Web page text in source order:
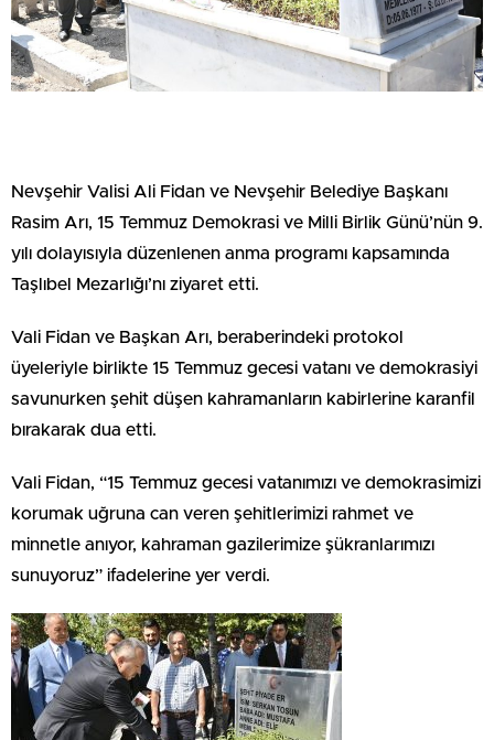
Nevşehir Valisi Ali Fidan ve Nevşehir Belediye Başkanı
Rasim Arı, 15 Temmuz Demokrasi ve Milli Birlik Günü’nün 9.
yılı dolayısıyla düzenlenen anma programı kapsamında
Taşlıbel Mezarlığı’nı ziyaret etti.
Vali Fidan ve Başkan Arı, beraberindeki protokol
üyeleriyle birlikte 15 Temmuz gecesi vatanı ve demokrasiyi
savunurken şehit düşen kahramanların kabirlerine karanfil
bırakarak dua etti.
Vali Fidan, “15 Temmuz gecesi vatanımızı ve demokrasimizi
korumak uğruna can veren şehitlerimizi rahmet ve
minnetle anıyor, kahraman gazilerimize şükranlarımızı
sunuyoruz” ifadelerine yer verdi.